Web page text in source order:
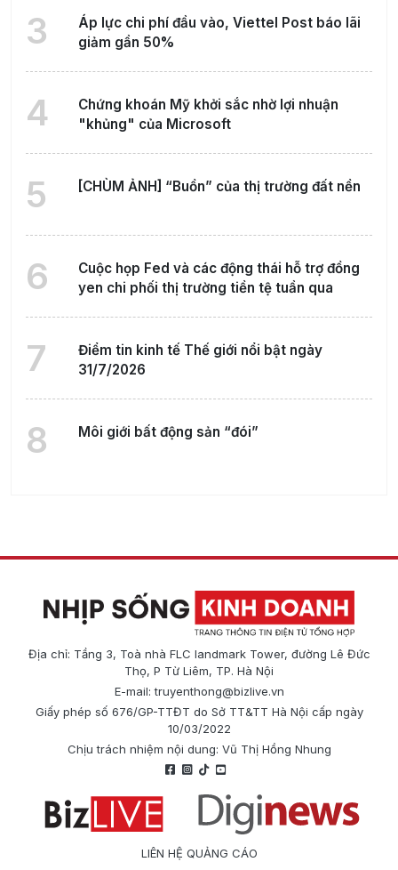
3
Áp lực chi phí đầu vào, Viettel Post báo lãi
giảm gần 50%
4
Chứng khoán Mỹ khởi sắc nhờ lợi nhuận
"khủng" của Microsoft
5 [CHÙM ẢNH] “Buồn” của thị trường đất nền
6
Cuộc họp Fed và các động thái hỗ trợ đồng
yen chi phối thị trường tiền tệ tuần qua
7
Điểm tin kinh tế Thế giới nổi bật ngày
31/7/2026
8 Môi giới bất động sản “đói”
Địa chỉ: Tầng 3, Toà nhà FLC landmark Tower, đường Lê Đức
Thọ, P Từ Liêm, TP. Hà Nội
E-mail:truyenthong@bizlive.vn
Giấy phép số 676/GP-TTĐT do Sở TT&TT Hà Nội cấp ngày
10/03/2022
Chịu trách nhiệm nội dung: Vũ Thị Hồng Nhung
LIÊN HỆ QUẢNG CÁO